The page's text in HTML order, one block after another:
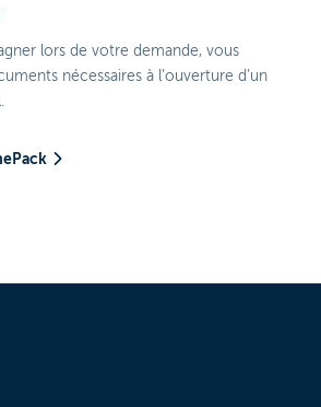
lors de votre demande, vous
nécessaires à l’ouverture d’un